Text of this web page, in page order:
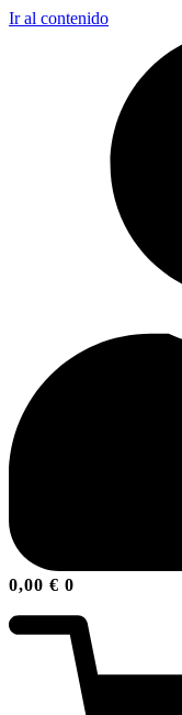
Ir al contenido
0,00 € 0